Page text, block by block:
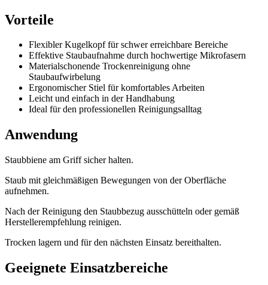
Vorteile
Flexibler Kugelkopf für schwer erreichbare Bereiche
Effektive Staubaufnahme durch hochwertige Mikrofasern
Materialschonende Trockenreinigung ohne
Staubaufwirbelung
Ergonomischer Stiel für komfortables Arbeiten
Leicht und einfach in der Handhabung
Ideal für den professionellen Reinigungsalltag
Anwendung
Staubbiene am Griff sicher halten.
Staub mit gleichmäßigen Bewegungen von der Oberfläche
aufnehmen.
Nach der Reinigung den Staubbezug ausschütteln oder gemäß
Herstellerempfehlung reinigen.
Trocken lagern und für den nächsten Einsatz bereithalten.
Geeignete Einsatzbereiche